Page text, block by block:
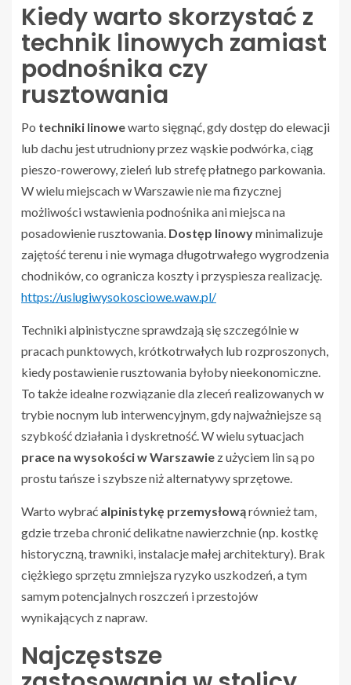
Kiedy warto skorzystać z
technik linowych zamiast
podnośnika czy
rusztowania
Po techniki linowewarto sięgnąć, gdy dostęp do elewacji
lub dachu jest utrudniony przez wąskie podwórka, ciąg
pieszo-rowerowy, zieleń lub strefę płatnego parkowania.
W wielu miejscach w Warszawie nie ma fizycznej
możliwości wstawienia podnośnika ani miejsca na
posadowienie rusztowania. Dostęp linowyminimalizuje
zajętość terenu i nie wymaga długotrwałego wygrodzenia
chodników, co ogranicza koszty i przyspiesza realizację.
https://uslugiwysokosciowe.waw.pl/
Techniki alpinistyczne sprawdzają się szczególnie w
pracach punktowych, krótkotrwałych lub rozproszonych,
kiedy postawienie rusztowania byłoby nieekonomiczne.
To także idealne rozwiązanie dla zleceń realizowanych w
trybie nocnym lub interwencyjnym, gdy najważniejsze są
szybkość działania i dyskretność. W wielu sytuacjach
prace na wysokości w Warszawie z użyciem lin są po
prostu tańsze i szybsze niż alternatywy sprzętowe.
Warto wybrać alpinistykę przemysłowąrównież tam,
gdzie trzeba chronić delikatne nawierzchnie (np. kostkę
historyczną, trawniki, instalacje małej architektury). Brak
ciężkiego sprzętu zmniejsza ryzyko uszkodzeń, a tym
samym potencjalnych roszczeń i przestojów
wynikających z napraw.
Najczęstsze